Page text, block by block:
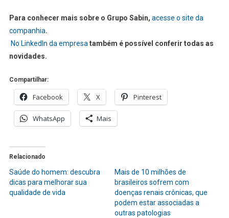
Para conhecer mais sobre o Grupo Sabin, acesse o site da
companhia.
No LinkedIn da empresatambém é possível conferir todas as
novidades.
Compartilhar:
Facebook X Pinterest
WhatsApp Mais
Relacionado
Saúde do homem: descubra
dicas para melhorar sua
qualidade de vida
Mais de 10 milhões de
brasileiros sofrem com
doenças renais crônicas, que
podem estar associadas a
outras patologias